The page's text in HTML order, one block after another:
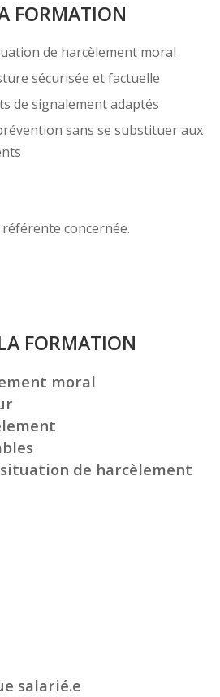
FORMATION
de harcèlement moral
sécurisée et factuelle
de signalement adaptés
sans se substituer aux
concernée.
FORMATION
moral
de harcèlement
salarié.e